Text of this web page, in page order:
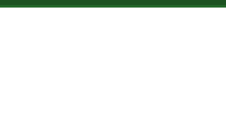
Skip to main content